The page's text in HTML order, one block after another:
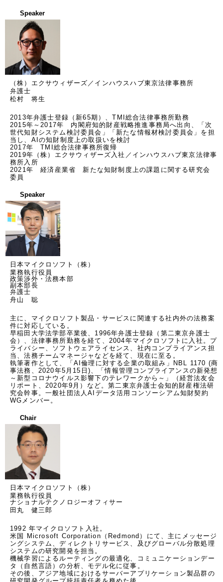
Speaker
（株）エクサウィザーズ／インハウスハブ東京法律事務所
弁護士
松村 将生
2013年弁護士登録（新65期）、TMI総合法律事務所勤務
2015年～2017年　内閣府知的財産戦略推進事務局へ出向、「次
世代知財システム検討委員会」「新たな情報材検討委員会」を担
当し、AIの知財制度上の取扱いを検討
2017年　TMI総合法律事務所復帰
2019年（株）エクサウィザーズ入社／インハウスハブ東京法律事
務所入所
2021年　経済産業省　新たな知財制度上の課題に関する研究会
委員
Speaker
日本マイクロソフト（株）
業務執行役員
政策渉外・法務本部
副本部長
弁護士
舟山 聡
主に、マイクロソフト製品・サービスに関連する社内外の法務案
件に対応している。
早稲田大学法学部卒業後、1996年弁護士登録（第二東京弁護士
会）、法律事務所勤務を経て、2004年マイクロソフトに入社。プ
ライバシー、ソフトウェアライセンス、社内コンプライアンス担
当、法務チームマネージャなどを経て、現在に至る。
執筆著作として、「AI倫理に対する企業の取組み」NBL 1170 (商
事法務、2020年5月15日)、「情報管理コンプライアンスの新発想
～新型コロナウイルス影響下のテレワークから～」（経営法友会
リポート、2020年9月）など。第二東京弁護士会知的財産権法研
究会幹事。一般社団法人AIデータ活用コンソーシアム知財契約
WGメンバー。
Chair
日本マイクロソフト（株）
業務執行役員
ナショナルテクノロジーオフィサー
田丸 健三郎
1992 年マイクロソフト入社。
米国 Microsoft Corporation（Redmond）にて、主にメッセージ
ングシステム、ディレクトリサービス、及びグローバル分散処理
システムの研究開発を担当。
機械学習によるルーティングの最適化、コミュニケーションデー
タ（自然言語）の分析、モデル化に従事。
その後、アジア地域におけるサーバーアプリケーション製品群の